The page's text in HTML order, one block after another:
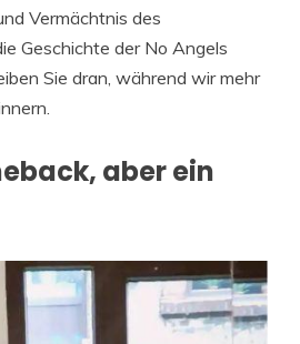
Vermächtnis des
Geschichte der No Angels
Sie dran, während wir mehr
aber ein